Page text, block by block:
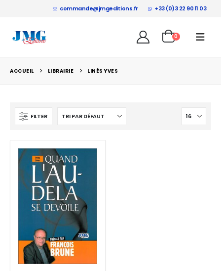
commande@jmgeditions.fr +33 (0)3 22 90 11 03
0
ACCUEIL LIBRAIRIE LINÈS YVES
FILTER